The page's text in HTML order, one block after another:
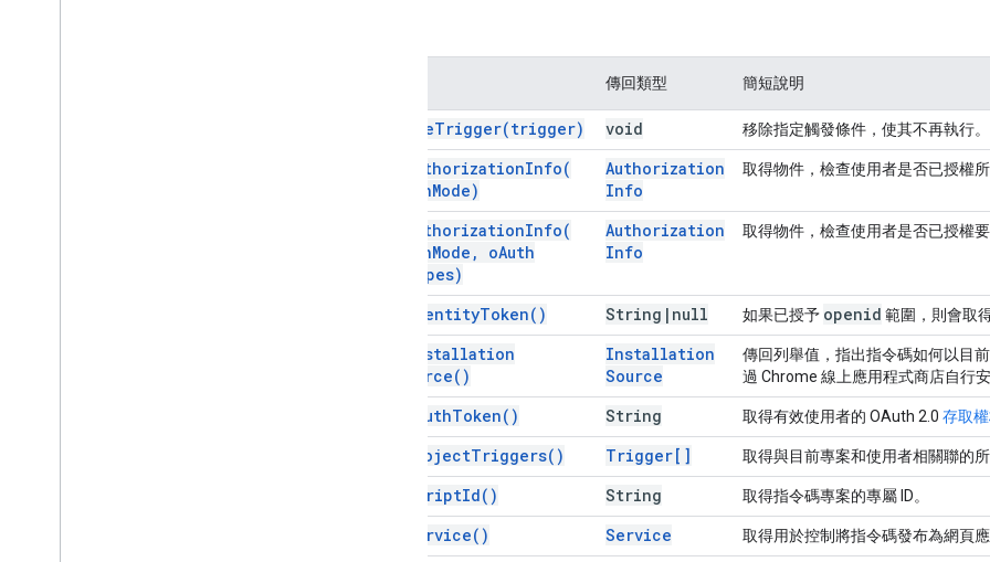
傳回類型 簡短說明
deleteTrigger(trigger) void 移除指定觸發條件，使其不再執行。
AuthorizationInfo(
authMode)
Authorization
Info
取得物件，檢查使用者是否已授權
AuthorizationInfo(
authMode , oAuth
Scopes)
Authorization
Info
取得物件，檢查使用者是否已授權
IdentityToken( ) String | null 如果已授予 openid 範圍，則會取
Installation
Source( )
Installation
Source
傳回列舉值，指出指令碼如何以目
過 Chrome 線上應用程式商店自行
OAuthToken( ) String 取得有效使用者的 OAuth 2.0 存取
ProjectTriggers( ) Trigger[] 取得與目前專案和使用者相關聯的
ScriptId( ) String 取得指令碼專案的專屬 ID。
Service( ) Service 取得用於控制將指令碼發布為網頁